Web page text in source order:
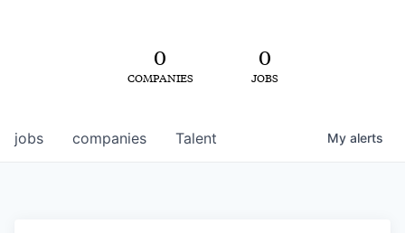
0
COMPANIES
0
JOBS
jobs companies Talent My alerts